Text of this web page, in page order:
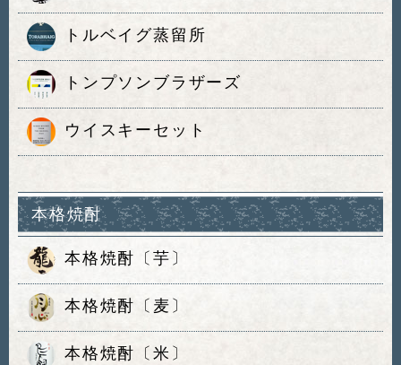
トルベイグ蒸留所
トンプソンブラザーズ
ウイスキーセット
本格焼酎
本格焼酎〔芋〕
本格焼酎〔麦〕
本格焼酎〔米〕